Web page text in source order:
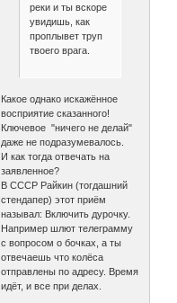
реки и ты вскоре
увидишь, как
проплывет труп
твоего врага.
Какое однако искажённое
восприятие сказанного!
Ключевое "ничего не делай"
даже не подразумевалось.
И как тогда отвечать на
заявленное?
В СССР Райкин (тогдашний
стендапер) этот приём
называл: Включить дурочку.
Например шлют телеграмму
с вопросом о бочках, а ты
отвечаешь что колёса
отправлены по адресу. Время
идёт, и все при делах.